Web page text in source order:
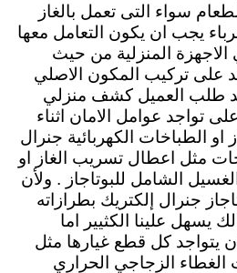
سواء التى تعمل بالغاز
يجب ان يكون التعامل معها
المنزلية من حيث
على تركيب المكون الاصلي
طلب العميل كشف منزلي
تواجد عوامل الامان اثناء
او الطباخات الكهربائية جنرال
مثل اعطال تسريب الغاز او
الشامل للبوتاجاز . ولأن
جنرال إلكتريك بطرازاته
يسهل علينا الكثيير اما
يتواجد كل قطع غيارها مثل
الغطاء الزجاجي الحراري